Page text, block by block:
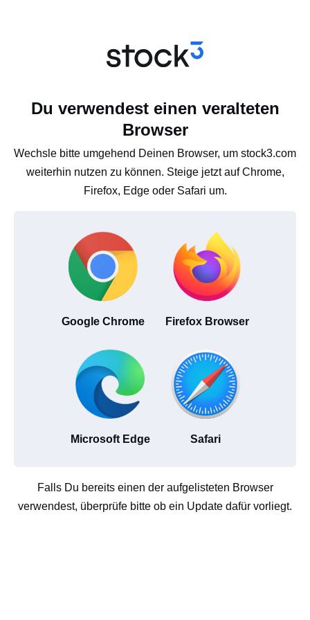
Du verwendest einen veralteten
Browser
Wechsle bitte umgehend Deinen Browser, um stock3.com
weiterhin nutzen zu können. Steige jetzt auf Chrome,
Firefox, Edge oder Safari um.
Google Chrome Firefox Browser
Microsoft Edge Safari
Falls Du bereits einen der aufgelisteten Browser
verwendest, überprüfe bitte ob ein Update dafür vorliegt.